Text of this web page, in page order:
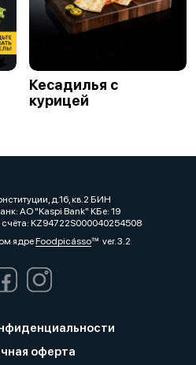
Кесадилья с
курицей
д.16, кв.2 БИН
АО "Kaspi Bank" КБе: 19
KZ94722S000040254508
ядреFoodpicássover. 3.2
оферта